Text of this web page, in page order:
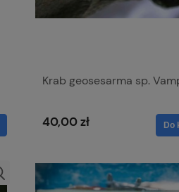
Krab geosesarma sp.
40,00 zł Do